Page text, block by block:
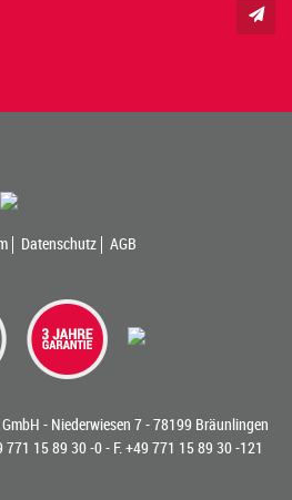
Datenschutz AGB
- Niederwiesen 7 - 78199 Bräunlingen
771 15 89 30 -0- F. +49 771 15 89 30 -121